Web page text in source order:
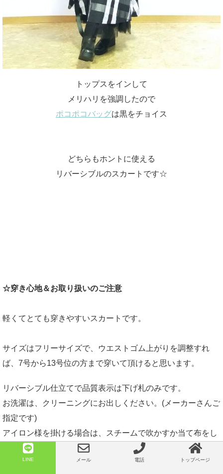
トップスをインして
メリハリを強調したので
ポコポコバッグは黒をチョイス
どちらもホントに使える
リバーシブルのスカートです☆
☆穿き心地＆お取り扱いのご注意
軽くてとても穿きやすいスカートです。
サイズはフリーサイズで、ウエストゴム上がりを調整すれ
ば、7号から13号位の方まで穿いて頂けると思います。
リバーシブル仕立てで品質表示は下げ札のみです。
お洗濯は、クリーニングにお出しください。(メーカーさんご
指定です)
アイロン様を掛ける場合は、スチームで吹かすか当て布をし
て掛けてください。
タフタもチュールもコテ光し易い素材ですので十分ご注意く
LINE メール 電話 トップページ